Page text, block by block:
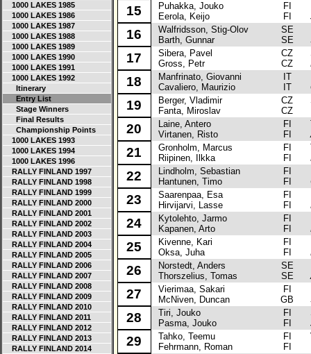
1000 LAKES 1985
1000 LAKES 1986
1000 LAKES 1987
1000 LAKES 1988
1000 LAKES 1989
1000 LAKES 1990
1000 LAKES 1991
1000 LAKES 1992
Itinerary
Entry List
Stage Winners
Final Results
Championship Points
1000 LAKES 1993
1000 LAKES 1994
1000 LAKES 1996
RALLY FINLAND 1997
RALLY FINLAND 1998
RALLY FINLAND 1999
RALLY FINLAND 2000
RALLY FINLAND 2001
RALLY FINLAND 2002
RALLY FINLAND 2003
RALLY FINLAND 2004
RALLY FINLAND 2005
RALLY FINLAND 2006
RALLY FINLAND 2007
RALLY FINLAND 2008
RALLY FINLAND 2009
RALLY FINLAND 2010
RALLY FINLAND 2011
RALLY FINLAND 2012
RALLY FINLAND 2013
RALLY FINLAND 2014
15
Puhakka, Jouko
Eerola, Keijo
FI
FI
16
Walfridsson, Stig-Olov
Barth, Gunnar
SE
SE
17
Sibera, Pavel
Gross, Petr
CZ
CZ
18
Manfrinato, Giovanni
Cavaliero, Maurizio
IT
IT
19
Berger, Vladimir
Fanta, Miroslav
CZ
CZ
20
Laine, Antero
Virtanen, Risto
FI
FI
21
Gronholm, Marcus
Riipinen, Ilkka
FI
FI
22
Lindholm, Sebastian
Hantunen, Timo
FI
FI
23
Saarenpaa, Esa
Hirvijarvi, Lasse
FI
FI
24
Kytolehto, Jarmo
Kapanen, Arto
FI
FI
25
Kivenne, Kari
Oksa, Juha
FI
FI
26
Norstedt, Anders
Thorszelius, Tomas
SE
SE
27
Vierimaa, Sakari
McNiven, Duncan
FI
GB
28
Tiri, Jouko
Pasma, Jouko
FI
FI
29
Tahko, Teemu
Fehrmann, Roman
FI
FI